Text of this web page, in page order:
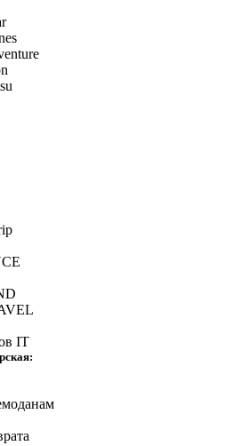
IT